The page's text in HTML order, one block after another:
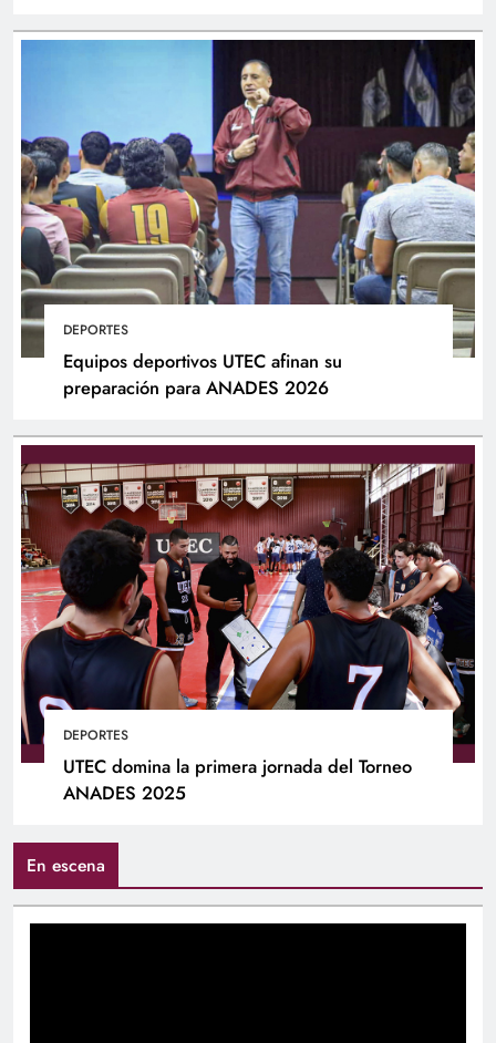
DEPORTES
Equipos deportivos UTEC afinan su
preparación para ANADES 2026
DEPORTES
UTEC domina la primera jornada del Torneo
ANADES 2025
En escena